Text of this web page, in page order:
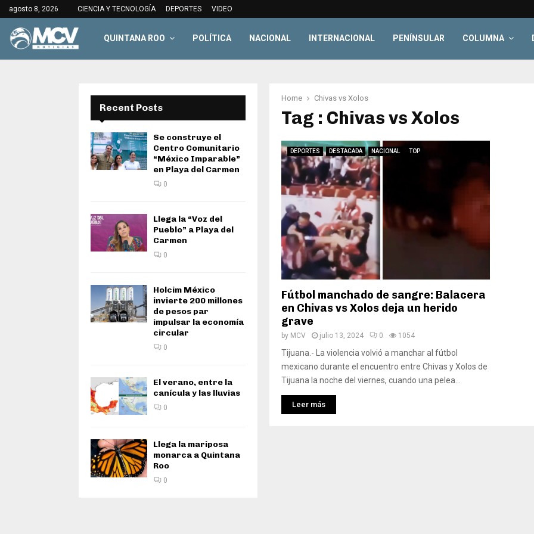
agosto 8, 2026 CIENCIA Y TECNOLOGÍA DEPORTES VIDEO
QUINTANA ROO POLÍTICA NACIONAL INTERNACIONAL PENÍNSULAR COLUMNA
Home Chivas vs Xolos
Tag : Chivas vs Xolos
DEPORTES DESTACADA NACIONAL TOP
Fútbol manchado de sangre: Balacera
en Chivas vs Xolos deja un herido
grave
by MCV julio 13, 2024 0 1054
Tijuana.- La violencia volvió a manchar al fútbol
mexicano durante el encuentro entre Chivas y Xolos de
Tijuana la noche del viernes, cuando una pelea...
Leer más
Recent Posts
Se construye el
Centro Comunitario
“México Imparable”
en Playa del Carmen
0
Llega la “Voz del
Pueblo” a Playa del
Carmen
0
Holcim México
invierte 200 millones
de pesos par
impulsar la economía
circular
0
El verano, entre la
canícula y las lluvias
0
Llega la mariposa
monarca a Quintana
Roo
0